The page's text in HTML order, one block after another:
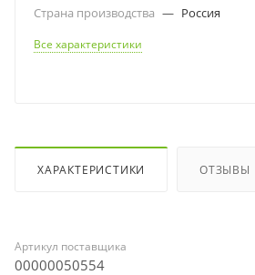
Страна производства — Россия
Все характеристики
ХАРАКТЕРИСТИКИ ОТЗЫВЫ
Артикул поставщика
00000050554